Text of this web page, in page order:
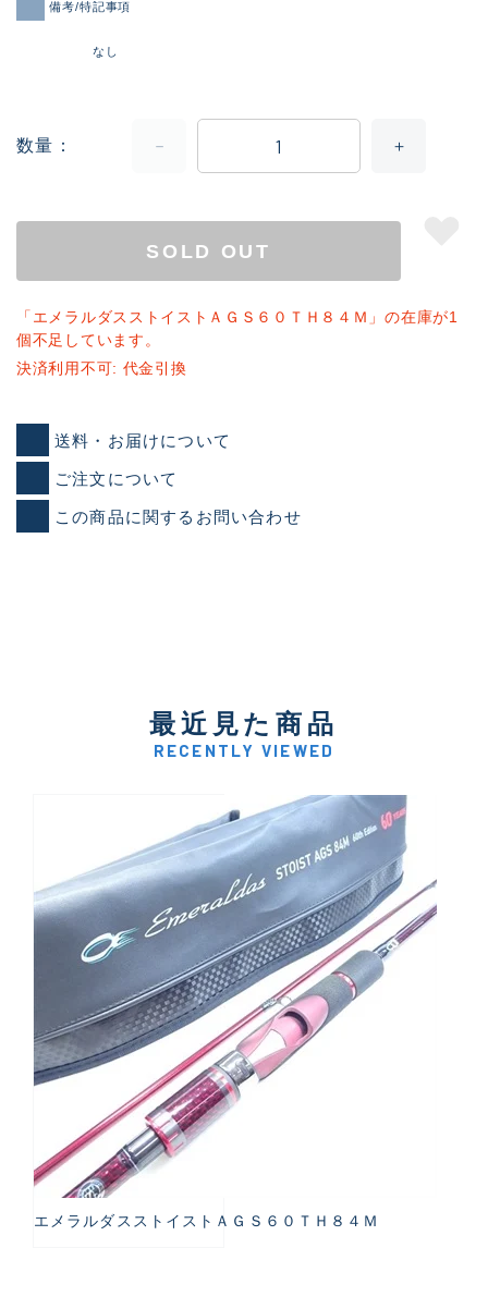
備考/特記事項
なし
数量
SOLD OUT
「エメラルダスストイストＡＧＳ６０ＴＨ８４Ｍ」の在庫が1
個不足しています。
決済利用不可: 代金引換
送料・お届けについて
ご注文について
この商品に関するお問い合わせ
最近見た商品
RECENTLY VIEWED
エメラルダスストイストＡＧＳ６０ＴＨ８４Ｍ